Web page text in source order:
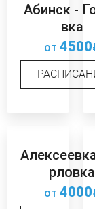
Абинск -
вка
от 4500
рловка
от 4000